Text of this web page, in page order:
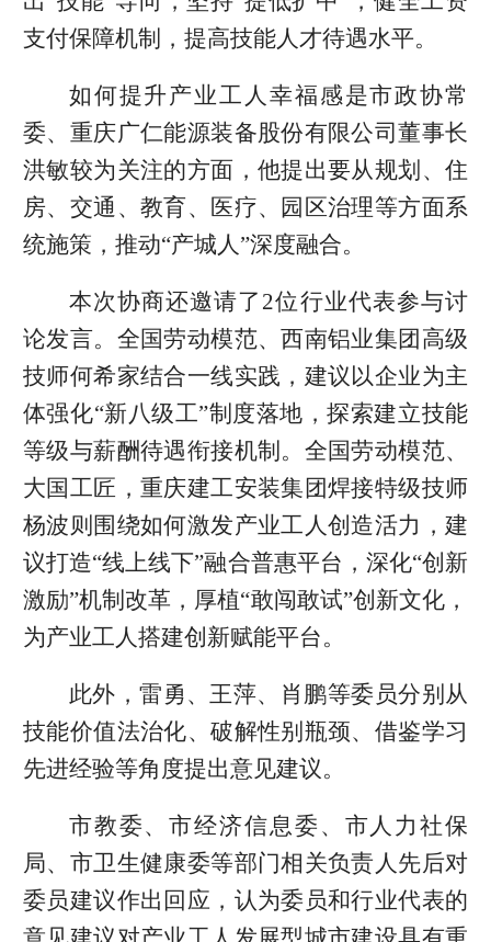
支付保障机制，提高技能人才待遇水平。
如何提升产业工人幸福感是市政协常
委、重庆广仁能源装备股份有限公司董事长
洪敏较为关注的方面，他提出要从规划、住
房、交通、教育、医疗、园区治理等方面系
统施策，推动“产城人”深度融合。
本次协商还邀请了2位行业代表参与讨
论发言。全国劳动模范、西南铝业集团高级
技师何希家结合一线实践，建议以企业为主
体强化“新八级工”制度落地，探索建立技能
等级与薪酬待遇衔接机制。全国劳动模范、
大国工匠，重庆建工安装集团焊接特级技师
杨波则围绕如何激发产业工人创造活力，建
议打造“线上线下”融合普惠平台，深化“创新
激励”机制改革，厚植“敢闯敢试”创新文化，
为产业工人搭建创新赋能平台。
此外，雷勇、王萍、肖鹏等委员分别从
技能价值法治化、破解性别瓶颈、借鉴学习
先进经验等角度提出意见建议。
市教委、市经济信息委、市人力社保
局、市卫生健康委等部门相关负责人先后对
委员建议作出回应，认为委员和行业代表的